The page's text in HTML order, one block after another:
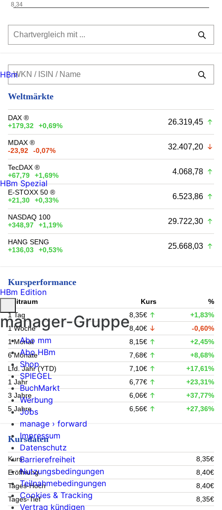
8,34
Weltmärkte
DAX ®
+179,32
+0,69% 26.319,45
MDAX ®
-23,92
-0,07% 32.407,20
TecDAX ®
+67,79
+1,69% 4.068,78
E-STOXX 50 ®
+21,30
+0,33% 6.523,86
NASDAQ 100
+348,97
+1,19% 29.722,30
HANG SENG
+136,03
+0,53% 25.668,03
Kursperformance
Zeitraum Kurs
%
1 Tag
8,35€
+1,83%
1 Woche
8,40€
-0,60%
1 Monat
8,15€
+2,45%
6 Monate
7,68€
+8,68%
Lfd. Jahr (YTD)
7,10€
+17,61%
1 Jahr
6,77€
+23,31%
3 Jahre
6,06€
+37,77%
5 Jahre
6,56€ +27,36%
Kursdaten
Kurs
8,35€
Eröffnung
8,40€
Tages-Hoch
8,40€
Tages-Tief
8,35€
HBm
HBm Spezial
HBm Edition
manager-Gruppe
Abo mm
Abo HBm
Shop
SPIEGEL
BuchMarkt
Werbung
Jobs
manage › forward
Impressum
Datenschutz
Barrierefreiheit
Nutzungsbedingungen
Teilnahmebedingungen
Cookies & Tracking
Vertrag kündigen